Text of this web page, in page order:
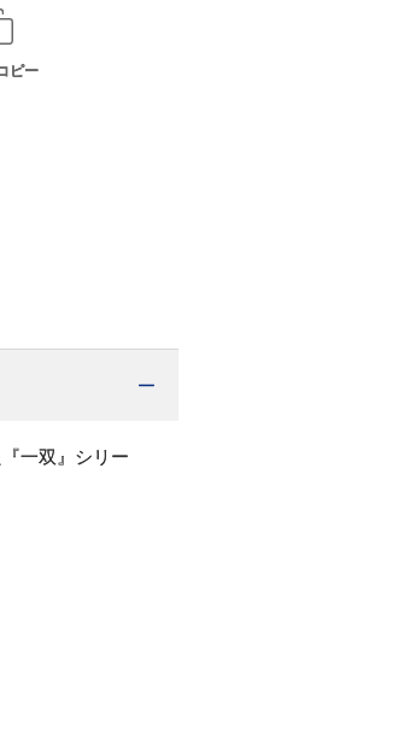
ピー
一双』シリー